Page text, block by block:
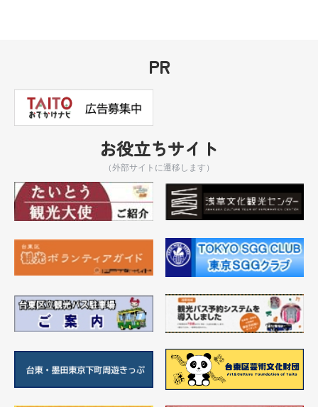
PR
お役立ちサイト
（外部サイトに遷移します）